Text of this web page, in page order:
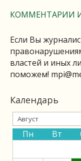
КОММЕНТАРИИ
Если Вы
властей и иных
поможем!
Календарь
Пн Вт